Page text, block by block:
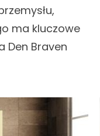
ma kluczowe
Den Braven